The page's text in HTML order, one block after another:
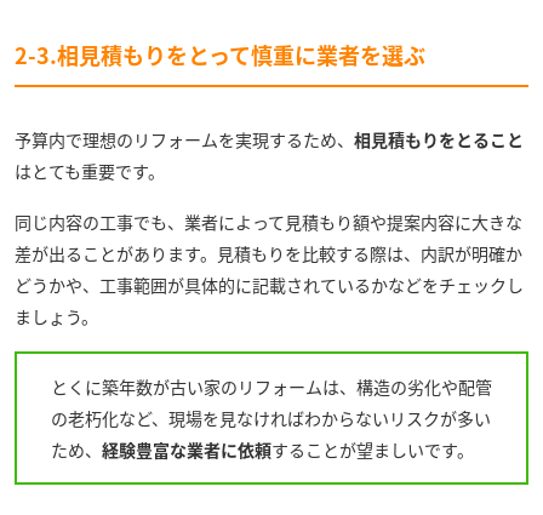
2-3.相見積もりをとって慎重に業者を選ぶ
予算内で理想のリフォームを実現するため、 相見積もりをとること
はとても重要です。
同じ内容の工事でも、業者によって見積もり額や提案内容に大きな
差が出ることがあります。見積もりを比較する際は、内訳が明確か
どうかや、工事範囲が具体的に記載されているかなどをチェックし
ましょう。
とくに築年数が古い家のリフォームは、構造の劣化や配管
の老朽化など、現場を見なければわからないリスクが多い
ため、 経験豊富な業者に依頼することが望ましいです。